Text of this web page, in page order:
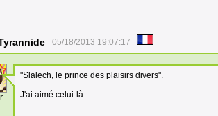
05/18/2013 19:07:17
"Slalech, le prince des plaisirs divers".
J'ai aimé celui-là.